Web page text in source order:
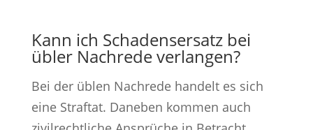
Kann ich Schadensersatz bei
übler Nachrede verlangen?
Bei der üblen Nachrede handelt es sich
eine Straftat. Daneben kommen auch